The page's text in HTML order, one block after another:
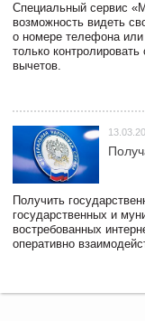
Специальный сервис
возможность видеть
о номере телефона
только
вычетов.
Получить
государственных и
востребованных
оперативно